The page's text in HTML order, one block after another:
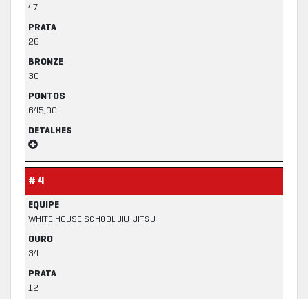
47
PRATA
26
BRONZE
30
PONTOS
645,00
DETALHES
# 4
EQUIPE
WHITE HOUSE SCHOOL JIU-JITSU
OURO
34
PRATA
12